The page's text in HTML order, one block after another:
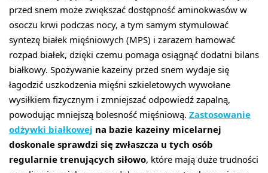
przed snem może zwiększać dostępność aminokwasów w
osoczu krwi podczas nocy, a tym samym stymulować
syntezę białek mięśniowych (MPS) i zarazem hamować
rozpad białek, dzięki czemu pomaga osiągnąć dodatni bilans
białkowy. Spożywanie kazeiny przed snem wydaje się
łagodzić uszkodzenia mięśni szkieletowych wywołane
wysiłkiem fizycznym i zmniejszać odpowiedź zapalną,
powodując mniejszą bolesność mięśniową. Zastosowanie
odżywki białkowej na bazie kazeiny micelarnej
doskonale sprawdzi się zwłaszcza u tych osób
regularnie trenujących siłowo , które mają duże trudności